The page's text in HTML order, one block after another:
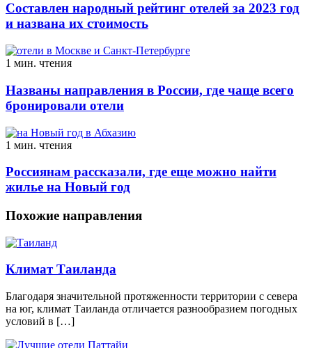
Составлен народный рейтинг отелей за 2023 год
и названа их стоимость
1 мин. чтения
Названы направления в России, где чаще всего
бронировали отели
1 мин. чтения
Россиянам рассказали, где еще можно найти
жилье на Новый год
Похожие направления
Климат Таиланда
Благодаря значительной протяженности территории с севера
на юг, климат Таиланда отличается разнообразием погодных
условий в […]